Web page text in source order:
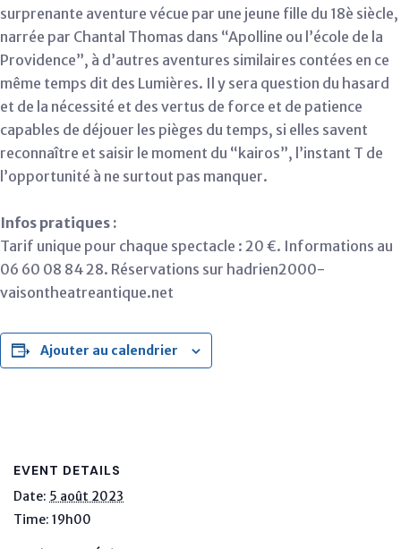
surprenante aventure vécue par une jeune fille du 18è siècle,
narrée par Chantal Thomas dans “Apolline ou l’école de la
Providence”, à d’autres aventures similaires contées en ce
même temps dit des Lumières. Il y sera question du hasard
et de la nécessité et des vertus de force et de patience
capables de déjouer les pièges du temps, si elles savent
reconnaître et saisir le moment du “kairos”, l’instant T de
l’opportunité à ne surtout pas manquer.
Infos pratiques :
Tarif unique pour chaque spectacle : 20 €. Informations au
06 60 08 84 28. Réservations sur hadrien2000-
vaisontheatreantique.net
Ajouter au calendrier
EVENT DETAILS
Date: 5 août 2023
Time: 19h00